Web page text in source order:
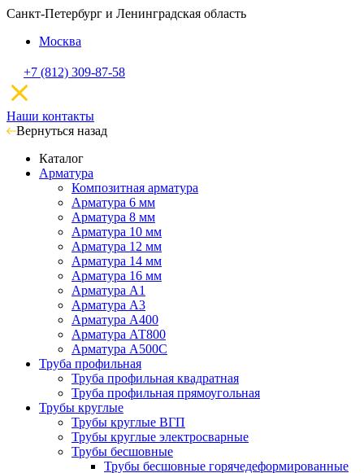
Санкт-Петербург и Ленинградская область
Москва
+7 (812) 309-87-58
Наши контакты
Вернуться назад
Каталог
Арматура
Композитная арматура
Арматура 6 мм
Арматура 8 мм
Арматура 10 мм
Арматура 12 мм
Арматура 14 мм
Арматура 16 мм
Арматура А1
Арматура А3
Арматура А400
Арматура АТ800
Арматура А500С
Труба профильная
Труба профильная квадратная
Труба профильная прямоугольная
Трубы круглые
Трубы круглые ВГП
Трубы круглые электросварные
Трубы бесшовные
Трубы бесшовные горячедеформированные